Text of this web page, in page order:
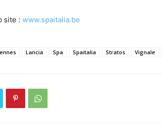
site : www.spaitalia.be
Lancia Spa Spaitalia Stratos Vignale